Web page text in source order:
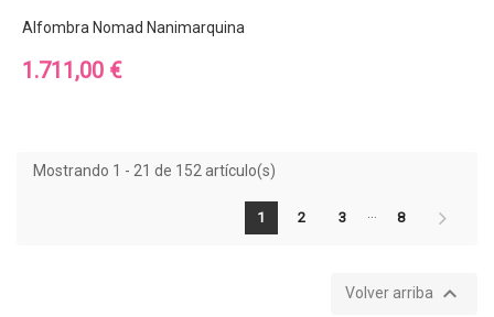
Alfombra Nomad Nanimarquina
Precio
1.711,00 €
Mostrando 1 - 21 de 152 artículo(s)
1 2 3 8
Volver arriba 